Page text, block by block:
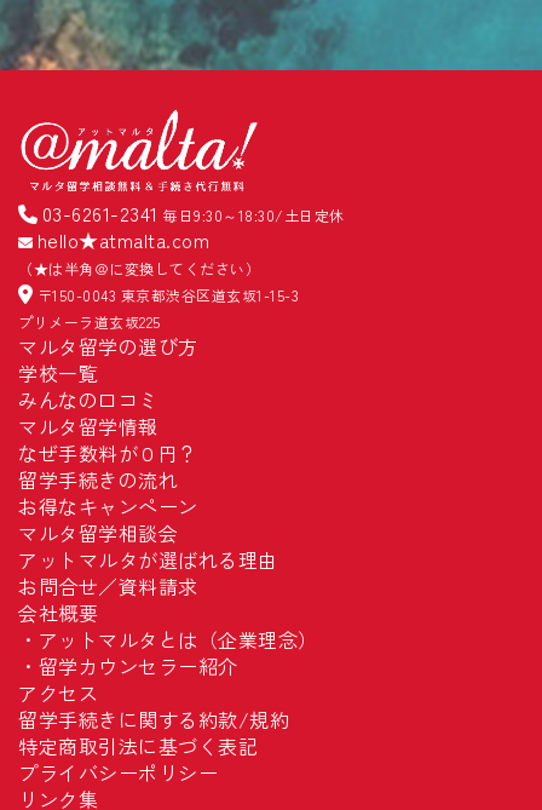
03-6261-2341 毎日9:30～18:30/土日定休
hello★atmalta.com
（★は半角＠に変換してください）
〒150-0043 東京都渋谷区道玄坂1-15-3
プリメーラ道玄坂225
マルタ留学の選び方
学校一覧
みんなの口コミ
マルタ留学情報
なぜ手数料が０円？
留学手続きの流れ
お得なキャンペーン
マルタ留学相談会
アットマルタが選ばれる理由
お問合せ／資料請求
会社概要
・ アットマルタとは（企業理念）
・ 留学カウンセラー紹介
アクセス
留学手続きに関する約款/規約
特定商取引法に基づく表記
プライバシーポリシー
リンク集